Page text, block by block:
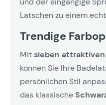
Latschen zu einem
Trendige
Mitsieben
können Sie Ihre
persönlichen Stil
das klassische